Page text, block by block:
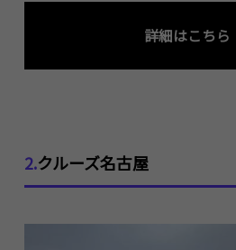
詳細はこちら
2.クルーズ名古屋